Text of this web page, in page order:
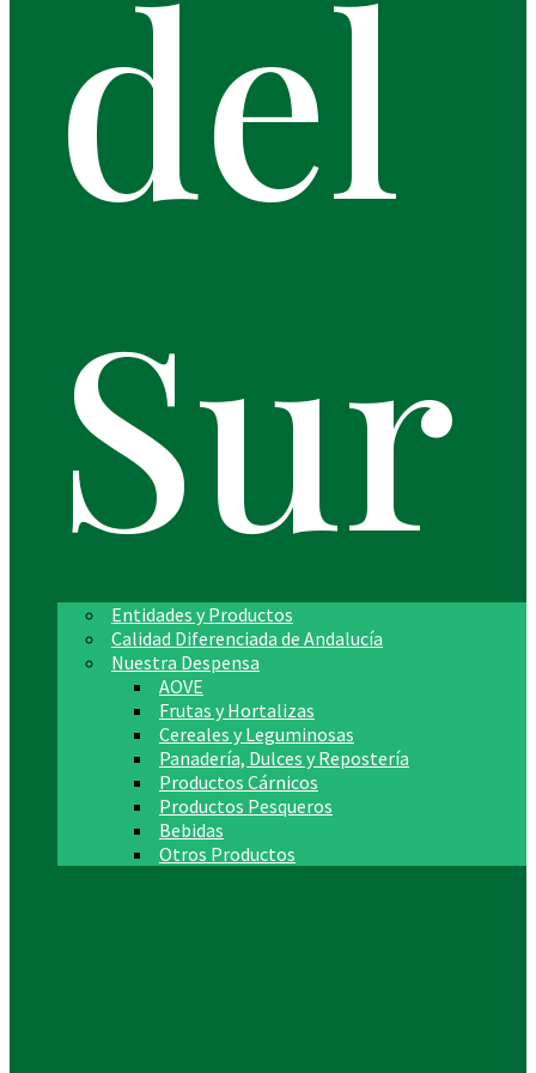
del
Sur
Entidades y Productos
Calidad Diferenciada de Andalucía
Nuestra Despensa
AOVE
Frutas y Hortalizas
Cereales y Leguminosas
Panadería, Dulces y Repostería
Productos Cárnicos
Productos Pesqueros
Bebidas
Otros Productos